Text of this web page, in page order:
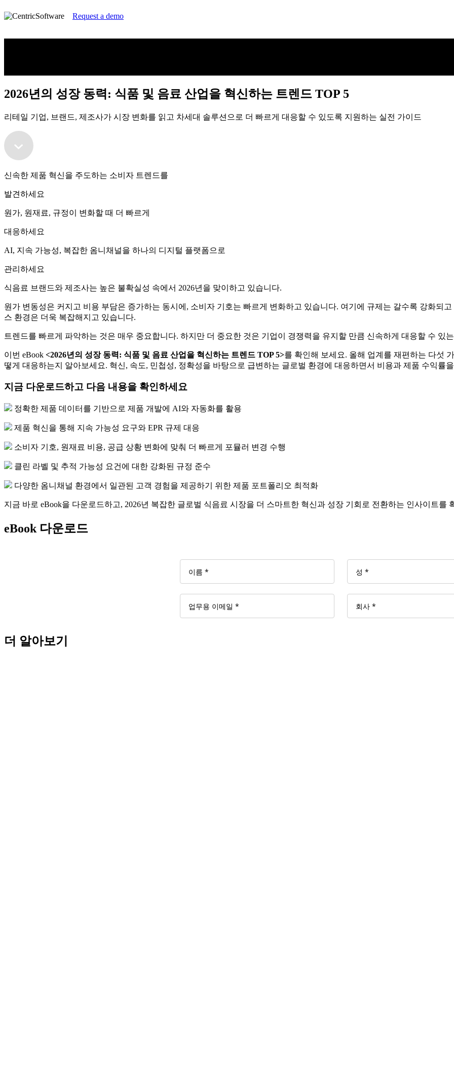
Request a demo
2026년의 성장 동력: 식품 및 음료 산업을 혁신하는 트렌드 TOP 5
리테일 기업, 브랜드, 제조사가 시장 변화를 읽고 차세대 솔루션으로 더 빠르게 대응할 수 있도록 지원하는 실전 가이드
신속한 제품 혁신을 주도하는 소비자 트렌드를
발견하세요
원가, 원재료, 규정이 변화할 때 더 빠르게
대응하세요
AI, 지속 가능성, 복잡한 옴니채널을 하나의 디지털 플랫폼으로
관리하세요
식음료 브랜드와 제조사는 높은 불확실성 속에서 2026년을 맞이하고 있습니다.
원가 변동성은 커지고 비용 부담은 증가하는 동시에, 소비자 기호는 빠르게 변화하고 있습니다. 여기에 규제는 갈수록 강화되
스 환경은 더욱 복잡해지고 있습니다.
트렌드를 빠르게 파악하는 것은 매우 중요합니다. 하지만 더 중요한 것은 기업이 경쟁력을 유지할 만큼 신속하게 대응할 수 있
이번 eBook <2026년의 성장 동력: 식품 및 음료 산업을 혁신하는 트렌드 TOP 5>를 확인해 보세요. 올해 업계를 재편하는 다섯
떻게 대응하는지 알아보세요. 혁신, 속도, 민첩성, 정확성을 바탕으로 급변하는 글로벌 환경에 대응하면서 비용과 제품 수익률
지금 다운로드하고 다음 내용을 확인하세요
정확한 제품 데이터를 기반으로 제품 개발에 AI와 자동화를 활용
제품 혁신을 통해 지속 가능성 요구와 EPR 규제 대응
소비자 기호, 원재료 비용, 공급 상황 변화에 맞춰 더 빠르게 포뮬러 변경 수행
클린 라벨 및 추적 가능성 요건에 대한 강화된 규정 준수
다양한 옴니채널 환경에서 일관된 고객 경험을 제공하기 위한 제품 포트폴리오 최적화
지금 바로 eBook을 다운로드하고, 2026년 복잡한 글로벌 식음료 시장을 더 스마트한 혁신과 성장 기회로 전환하는 인사이트를
eBook 다운로드
더 알아보기